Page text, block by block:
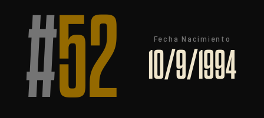
#52 Fecha Nacimiento
10/9/1994